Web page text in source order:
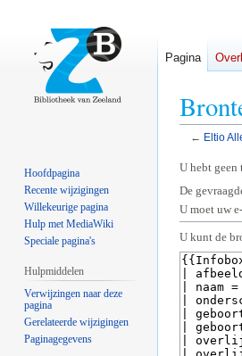
← Eltio
Naar
navigatie
springen
Naar
zoeken
springen
U hebt geen
De
U moet uw
U kunt de
Pagina
Hoofdpagina
Recente wijzigingen
Willekeurige pagina
Hulp met MediaWiki
Speciale pagina's
Hulpmiddelen
Verwijzingen naar deze
pagina
Gerelateerde wijzigingen
Paginagegevens